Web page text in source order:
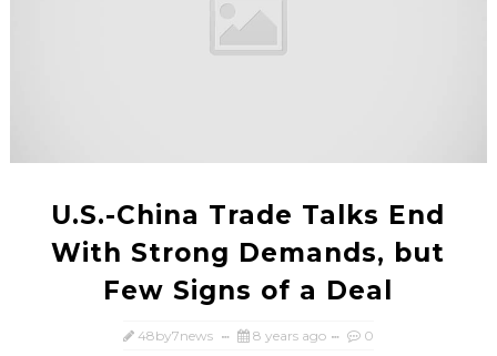
U.S.-China Trade Talks End
With Strong Demands, but
Few Signs of a Deal
48by7news 8 years ago 0